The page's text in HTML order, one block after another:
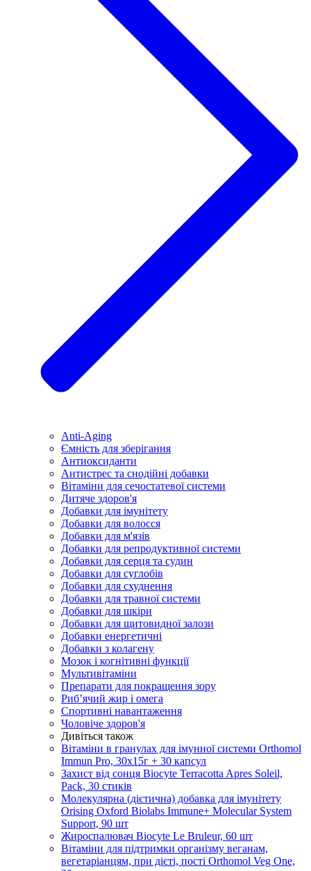
Anti-Aging
Ємність для зберігання
Антиоксиданти
Антистрес та снодійні добавки
Вітаміни для сечостатевої системи
Дитяче здоров'я
Добавки для імунітету
Добавки для волосся
Добавки для м'язів
Добавки для репродуктивної системи
Добавки для серця та судин
Добавки для суглобів
Добавки для схуднення
Добавки для травної системи
Добавки для шкіри
Добавки для щитовидної залози
Добавки енергетичні
Добавки з колагену
Мозок і когнітивні функції
Мультивітаміни
Препарати для покращення зору
Риб’ячий жир і омега
Спортивні навантаження
Чоловіче здоров'я
Дивіться також
Вітаміни в гранулах для імунної системи Orthomol
Immun Pro, 30х15г + 30 капсул
Захист від сонця Biocyte Terracotta Apres Soleil,
Pack, 30 стиків
Молекулярна (дієтична) добавка для імунітету
Orising Oxford Biolabs Immune+ Molecular System
Support, 90 шт
Жироспалювач Biocyte Le Bruleur, 60 шт
Вітаміни для підтримки організму веганам,
вегетаріанцям, при дієті, пості Orthomol Veg One,